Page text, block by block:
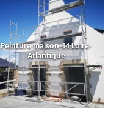
Peinture maison 44 Loire-
Atlantique